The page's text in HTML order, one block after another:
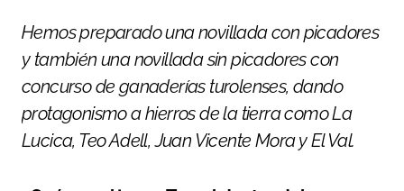
Hemos preparado una novillada con picadores
y también una novillada sin picadores con
concurso de ganaderías turolenses, dando
protagonismo a hierros de la tierra como La
Lucica, Teo Adell, Juan Vicente Mora y El Val.